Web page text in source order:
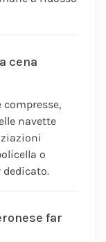
cena
compresse,
navette
o
dedicato.
far